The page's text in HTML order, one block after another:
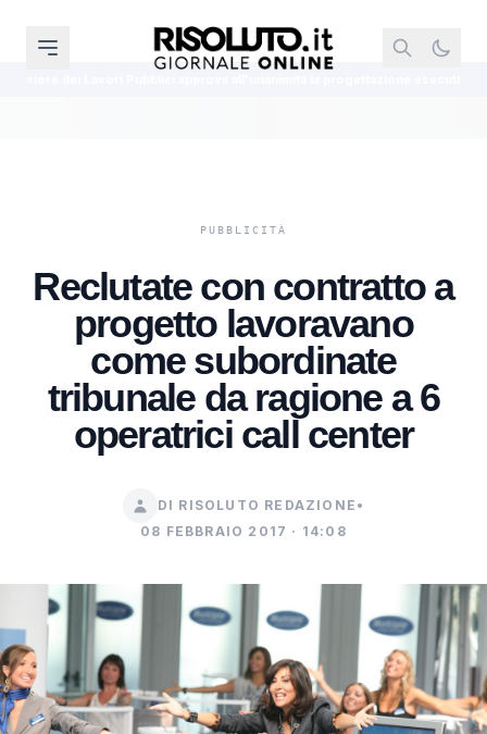
Reclutate con contratto a
progetto lavoravano
come subordinate
tribunale da ragione a 6
operatrici call center
DI RISOLUTO REDAZIONE •
08 FEBBRAIO 2017 · 14:08